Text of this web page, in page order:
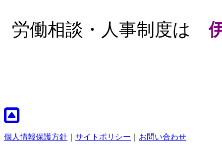
労働相談・人事制度は
個人情報保護方針 サイトポリシー お問い合わせ